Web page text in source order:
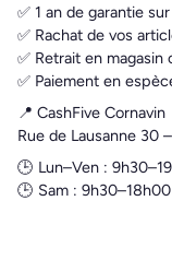
✅ 1 an de garantie
✅ Rachat de vos
✅ Retrait en
✅ Paiement en
📍 CashFive Cornavin
Rue de Lausanne 30
🕒 Lun–Ven :
🕒 Sam : 9h30–18h00